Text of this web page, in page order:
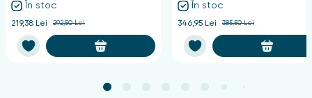
În stoc
219,38 Lei 292,50 Lei
În stoc
346,95 Lei 385,50 Lei